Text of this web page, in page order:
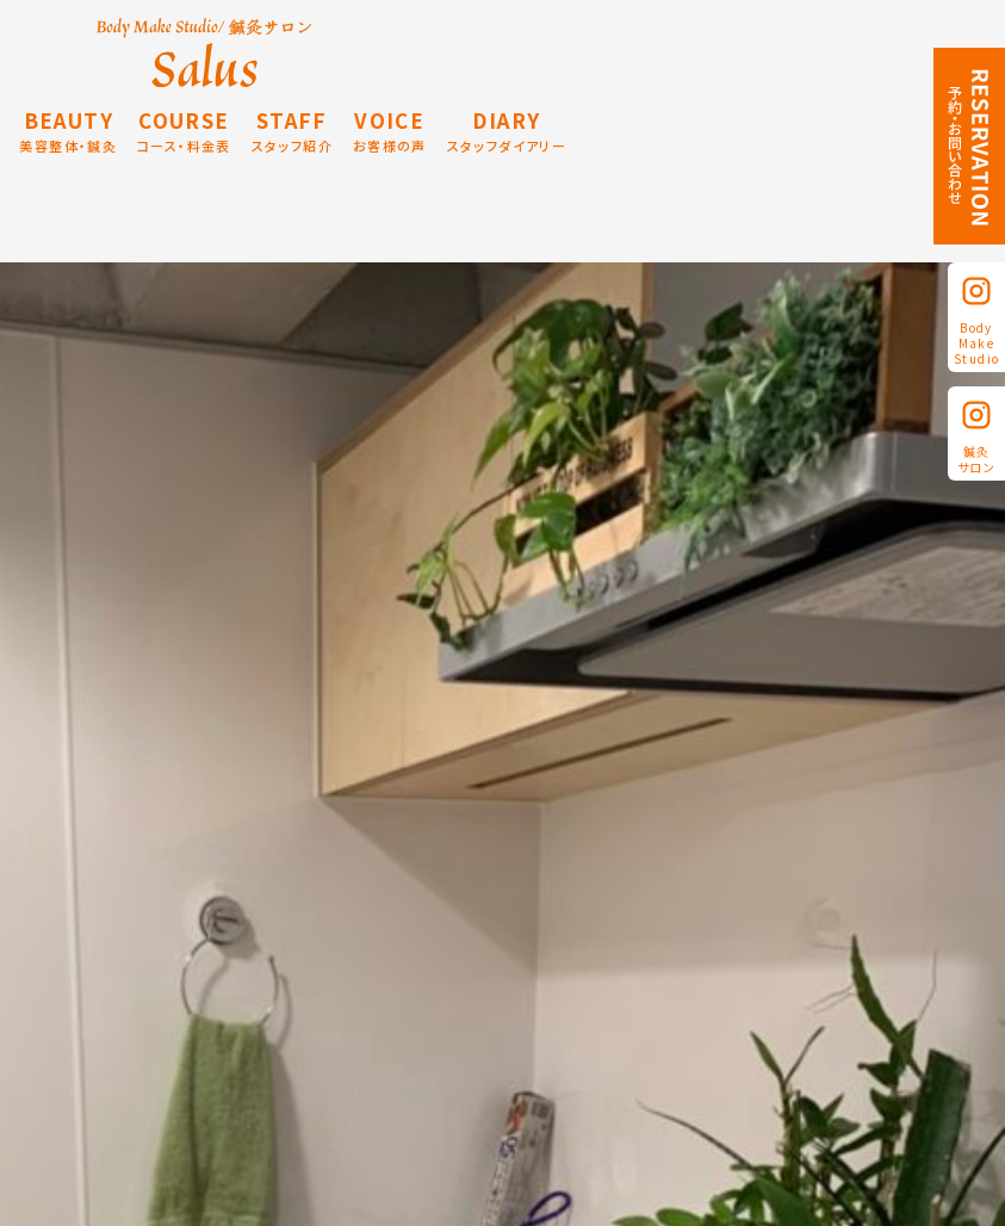
BEAUTY
美容整体・鍼灸
COURSE
コース・料金表
STAFF
スタッフ紹介
VOICE
お客様の声
DIARY
スタッフダイアリー
Body
Make
Studio
鍼灸
サロン